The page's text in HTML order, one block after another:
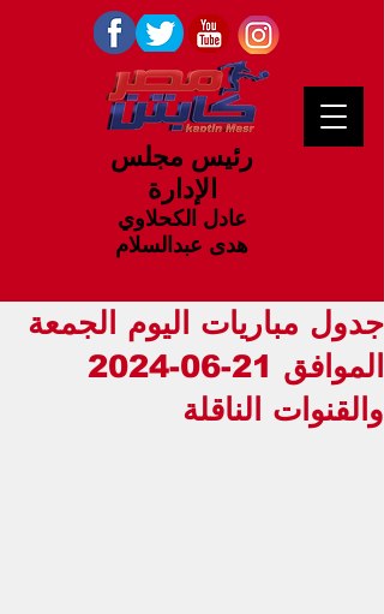
رئيس مجلس
الإدارة
عادل الكحلاوي
هدى عبدالسلام
جدول مباريات اليوم الجمعة
الموافق 21-06-2024
والقنوات الناقلة